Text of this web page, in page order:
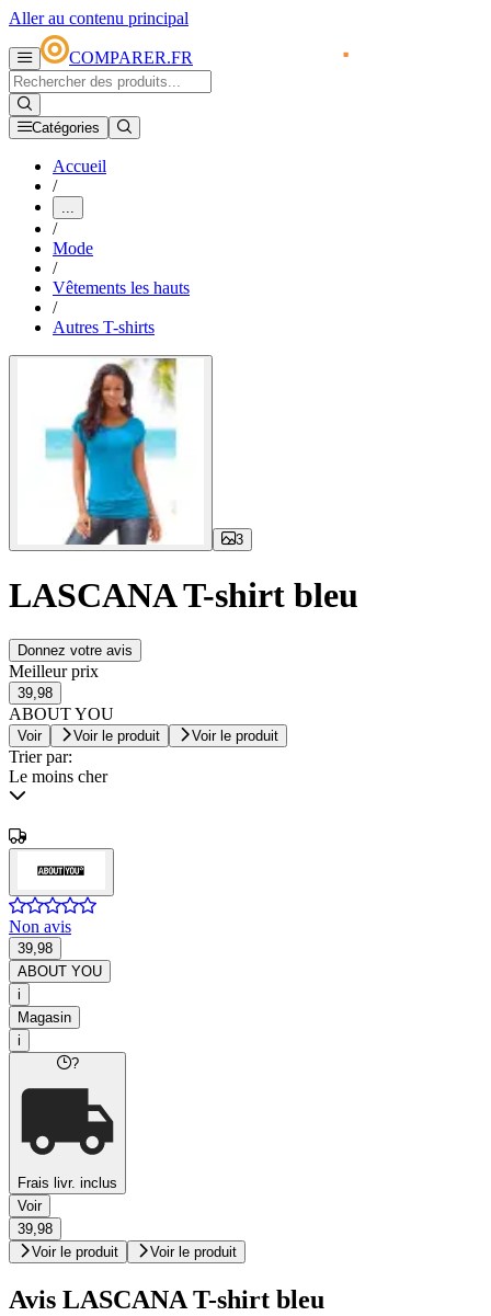
Aller au contenu principal
COMPARER.FR
Catégories
Accueil
/
...
/
Mode
/
Vêtements les hauts
/
Autres T-shirts
3
LASCANA T-shirt bleu
Donnez votre avis
Meilleur prix
39,98
ABOUT YOU
Voir Voir le produit Voir le produit
Trier par:
Le moins cher
Non avis
39,98
ABOUT YOU
i
Magasin
i
?
Frais livr. inclus
Voir
39,98
Voir le produit
Voir le produit
Avis LASCANA T-shirt bleu